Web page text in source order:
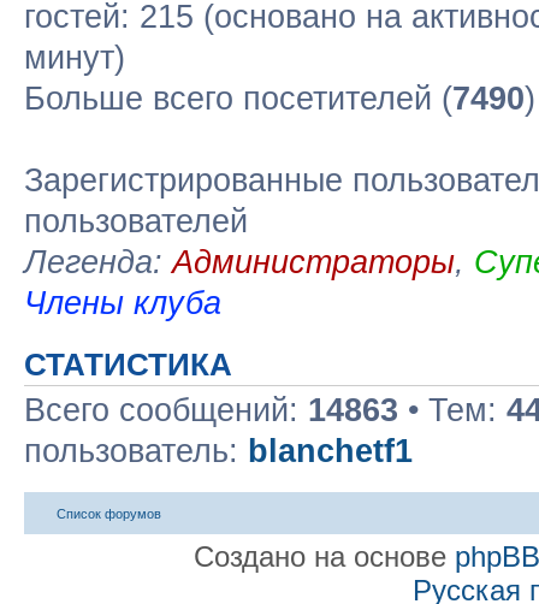
гостей: 215 (основано на
минут)
Больше всего посетителей (7490
Зарегистрированные
пользователей
Легенда:Администраторы,
Члены клуба
СТАТИСТИКА
Всего сообщений: 14863 • Тем:
пользователь: blanchetf1
Список форумов
Создано на основе phpBB
Русская